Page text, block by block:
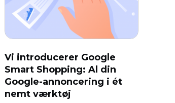
Vi introducerer Google
Smart Shopping: Al din
Google-annoncering i ét
nemt værktøj